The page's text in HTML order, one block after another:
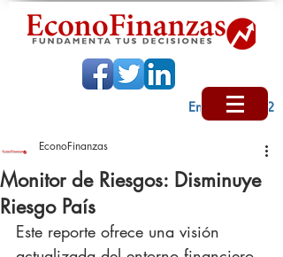
Encabezado 2
Monitor de Riesgos: Disminuye
Riesgo País
EconoFinanzas
Este reporte ofrece una visión